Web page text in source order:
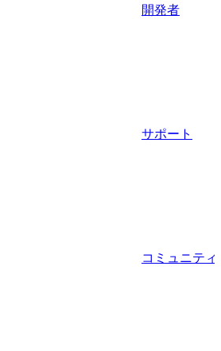
開発者
サポート
コミュニティ